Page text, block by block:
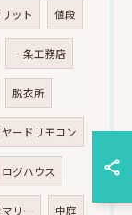
ット 値段
一条工務店
脱衣所
ヤードリモコン
ログハウス
リー 中庭